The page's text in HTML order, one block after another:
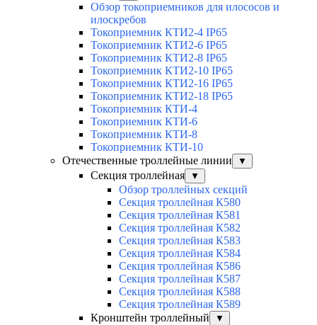
Обзор токоприемников для илососов и
илоскребов
Токоприемник КТИ2-4 IP65
Токоприемник КТИ2-6 IP65
Токоприемник КТИ2-8 IP65
Токоприемник КТИ2-10 IP65
Токоприемник КТИ2-16 IP65
Токоприемник КТИ2-18 IP65
Токоприемник КТИ-4
Токоприемник КТИ-6
Токоприемник КТИ-8
Токоприемник КТИ-10
Отечественные троллейные линии
▼
Секция троллейная ▼
Обзор троллейных секций
Секция троллейная К580
Секция троллейная К581
Секция троллейная К582
Секция троллейная К583
Секция троллейная К584
Секция троллейная К586
Секция троллейная К587
Секция троллейная К588
Секция троллейная К589
Кронштейн троллейный
▼